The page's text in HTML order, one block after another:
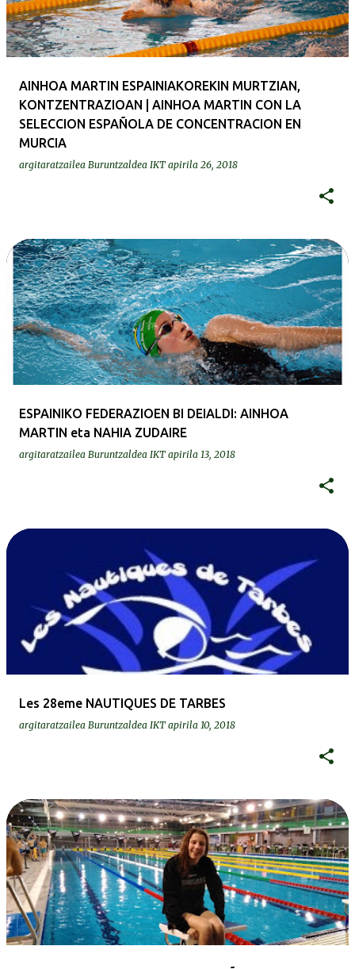
AINHOA MARTIN ESPAINIAKOREKIN MURTZIAN,
KONTZENTRAZIOAN | AINHOA MARTIN CON LA
SELECCION ESPAÑOLA DE CONCENTRACION EN
MURCIA
argitaratzailea Buruntzaldea IKT apirila 26, 2018
ESPAINIKO FEDERAZIOEN BI DEIALDI: AINHOA
MARTIN eta NAHIA ZUDAIRE
argitaratzailea Buruntzaldea IKT apirila 13, 2018
Les 28eme NAUTIQUES DE TARBES
argitaratzailea Buruntzaldea IKT apirila 10, 2018